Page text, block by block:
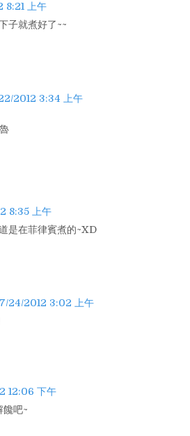
8:21 上午
子就煮好了~~
2012 3:34 上午
8:35 上午
是在菲律賓煮的~XD
7/24/2012 3:02 上午
12:06 下午
饞吧~